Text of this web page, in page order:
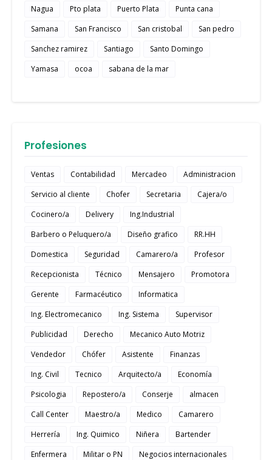
Nagua Pto plata Puerto Plata
Punta cana
Samana
San Francisco San cristobal
San pedro
Sanchez ramirez
Santiago
Santo Domingo
Yamasa
ocoa sabana de la mar
Profesiones
Ventas Contabilidad Mercadeo
Administracion
Servicio al cliente
Chofer Secretaria
Cajera/o
Cocinero/a
Delivery
Ing.Industrial
Barbero o Peluquero/a
Diseño grafico
RR.HH
Domestica
Seguridad Camarero/a
Profesor
Recepcionista
Técnico Mensajero
Promotora
Gerente
Farmacéutico
Informatica
Ing. Electromecanico
Ing. Sistema
Supervisor
Publicidad
Derecho
Mecanico Auto Motriz
Vendedor
Chófer Asistente
Finanzas
Ing. Civil
Tecnico Arquitecto/a
Economía
Psicologia
Repostero/a Conserje
almacen
Call Center
Maestro/a Medico
Camarero
Herrería
Ing. Quimico Niñera
Bartender
Enfermera
Militar o PN
Negocios internacionales